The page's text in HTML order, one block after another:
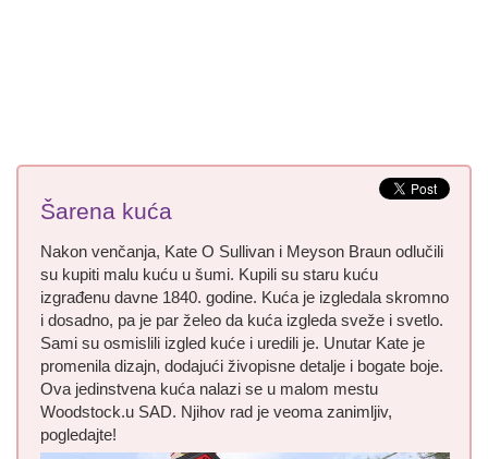
Šarena kuća
Nakon venčanja, Kate O Sullivan i Meyson Braun odlučili
su kupiti malu kuću u šumi. Kupili su staru kuću
izgrađenu davne 1840. godine. Kuća je izgledala skromno
i dosadno, pa je par želeo da kuća izgleda sveže i svetlo.
Sami su osmislili izgled kuće i uredili je. Unutar Kate je
promenila dizajn, dodajući živopisne detalje i bogate boje.
Ova jedinstvena kuća nalazi se u malom mestu
Woodstock.u SAD. Njihov rad je veoma zanimljiv,
pogledajte!